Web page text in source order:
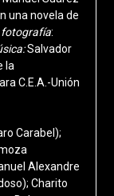
una novela de
fotografía:
Salvador
la
C.E.A.-Unión
Carabel);
Alexandre
Charito